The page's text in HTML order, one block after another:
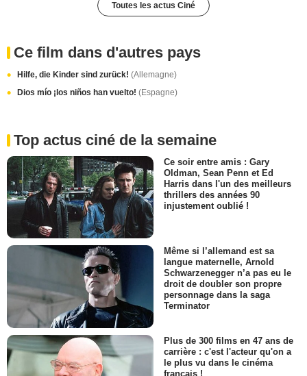
Toutes les actus Ciné
Ce film dans d'autres pays
Hilfe, die Kinder sind zurück! (Allemagne)
Dios mío ¡los niños han vuelto! (Espagne)
Top actus ciné de la semaine
Ce soir entre amis : Gary
Oldman, Sean Penn et Ed
Harris dans l'un des meilleurs
thrillers des années 90
injustement oublié !
Même si l’allemand est sa
langue maternelle, Arnold
Schwarzenegger n’a pas eu le
droit de doubler son propre
personnage dans la saga
Terminator
Plus de 300 films en 47 ans de
carrière : c'est l'acteur qu'on a
le plus vu dans le cinéma
français !